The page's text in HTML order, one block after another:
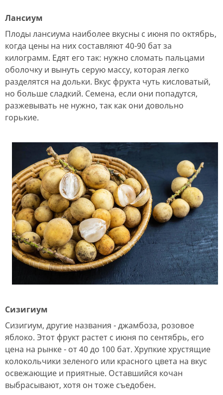
Лансиум
Плоды лансиума наиболее вкусны с июня по октябрь,
когда цены на них составляют 40-90 бат за
килограмм. Едят его так: нужно сломать пальцами
оболочку и вынуть серую массу, которая легко
разделятся на дольки. Вкус фрукта чуть кисловатый,
но больше сладкий. Семена, если они попадутся,
разжевывать не нужно, так как они довольно
горькие.
Сизигиум
Сизигиум, другие названия - джамбоза, розовое
яблоко. Этот фрукт растет с июня по сентябрь, его
цена на рынке - от 40 до 100 бат. Хрупкие хрустящие
колокольчики зеленого или красного цвета на вкус
освежающие и приятные. Оставшийся кочан
выбрасывают, хотя он тоже съедобен.